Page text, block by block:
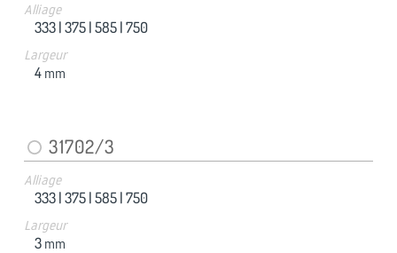
Alliage
333 |375 |585 |750
Largeur
4 mm
31702/3
Alliage
333 |375 |585 |750
Largeur
3 mm